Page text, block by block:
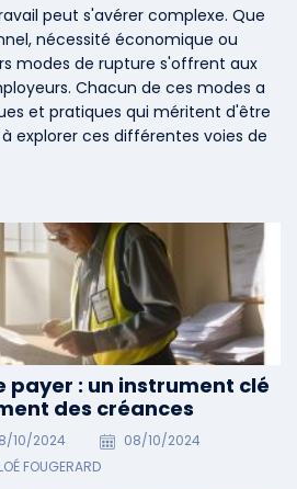
peut s'avérer complexe. Que
nécessité économique ou
modes de rupture s'offrent aux
Chacun de ces modes a
et pratiques qui méritent d'être
explorer ces différentes voies de
payer : un instrument clé
des créances
10/2024
08/10/2024
FOUGERARD